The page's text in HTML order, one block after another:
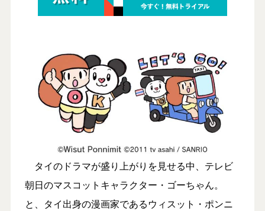
タイのドラマが盛り上がりを見せる中、テレビ
朝日のマスコットキャラクター・ゴーちゃん。
と、タイ出身の漫画家であるウィスット・ポンニ